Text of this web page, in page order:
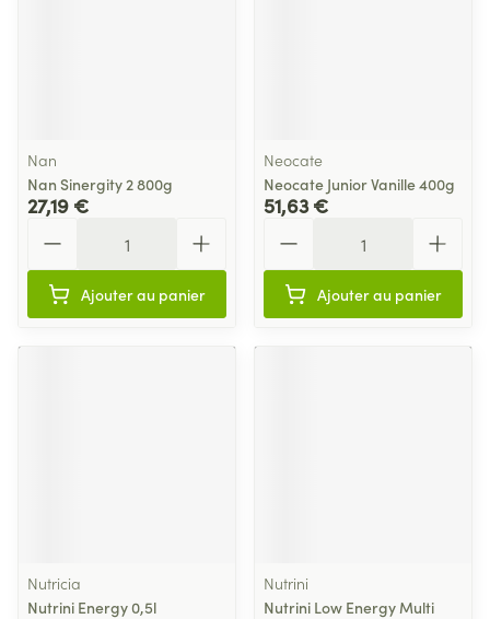
Nan
Nan Sinergity 2 800g
27,19 €
Ajouter au panier
Neocate
Neocate Junior Vanille 400g
51,63 €
Ajouter au panier
Nutricia
Nutrini Energy 0,5l
Nutrini
Nutrini Low Energy Multi